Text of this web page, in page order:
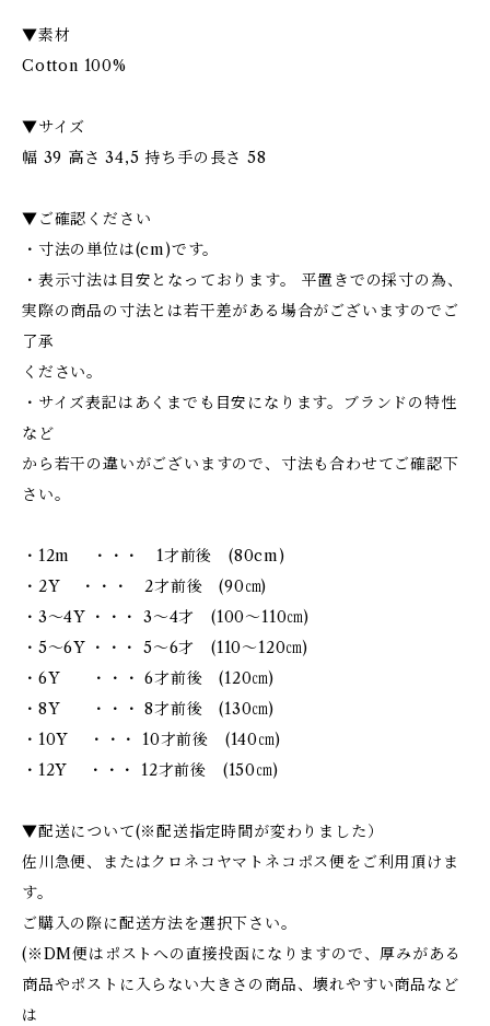
▼素材
Cotton 100%
▼サイズ
幅 39 高さ 34,5 持ち手の長さ 58
▼ご確認ください
・寸法の単位は(cm)です。
・表示寸法は目安となっております。 平置きでの採寸の為、
実際の商品の寸法とは若干差がある場合がございますのでご
了承
ください。
・サイズ表記はあくまでも目安になります。ブランドの特性
など
から若干の違いがございますので、寸法も合わせてご確認下
さい。
・12m ・・・ 1才前後 (80cm)
・2Y ・・・ 2才前後 (90㎝)
・3～4Y ・・・ 3～4才 (100～110㎝)
・5～6Y ・・・ 5～6才 (110～120㎝)
・6Y ・・・ 6才前後 (120㎝)
・8Y ・・・ 8才前後 (130㎝)
・10Y ・・・ 10才前後 (140㎝)
・12Y ・・・ 12才前後 (150㎝)
▼配送について(※配送指定時間が変わりました）
佐川急便、またはクロネコヤマトネコポス便をご利用頂けま
す。
ご購入の際に配送方法を選択下さい。
(※DM便はポストへの直接投函になりますので、厚みがある
商品やポストに入らない大きさの商品、壊れやすい商品など
は